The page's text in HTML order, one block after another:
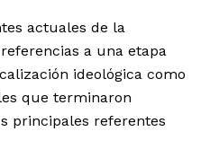
actuales de la
a una etapa
ideológica como
que terminaron
principales referentes